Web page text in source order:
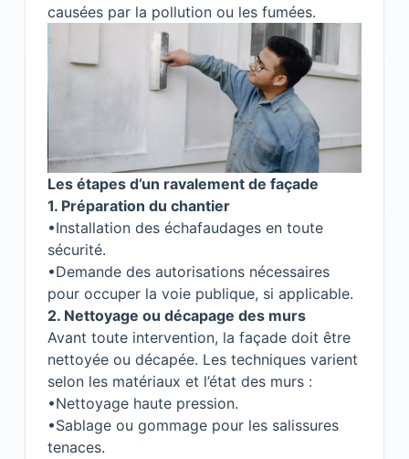
causées par la pollution ou les fumées.
Les étapes d’un ravalement de façade
1. Préparation du chantier
•Installation des échafaudages en toute
sécurité.
•Demande des autorisations nécessaires
pour occuper la voie publique, si applicable.
2. Nettoyage ou décapage des murs
Avant toute intervention, la façade doit être
nettoyée ou décapée. Les techniques varient
selon les matériaux et l’état des murs :
•Nettoyage haute pression.
•Sablage ou gommage pour les salissures
tenaces.